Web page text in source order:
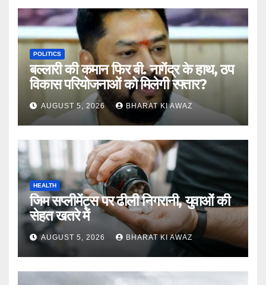
POLITICS
बल्लारी की कमान फिर बी. नागेंद्र के हाथ, ठप
विकास परियोजनाओं को मिलेगी रफ्तार?
AUGUST 5, 2026 BHARAT KI AWAZ
HEALTH
जिम सप्लीमेंट्स पर ढीली निगरानी, युवाओं की
सेहत खतरे में
AUGUST 5, 2026 BHARAT KI AWAZ